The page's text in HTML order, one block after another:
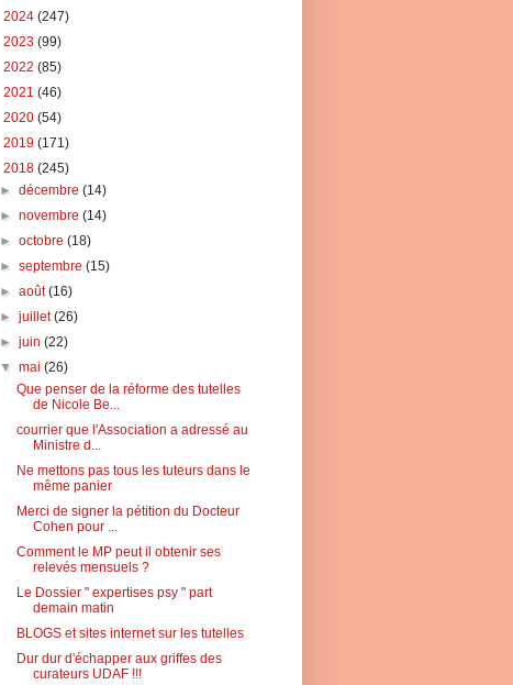
2024 (247)
2023 (99)
2022 (85)
2021 (46)
2020 (54)
2019 (171)
2018 (245)
►décembre(14)
►novembre(14)
►octobre(18)
►septembre(15)
►août(16)
►juillet(26)
►juin(22)
▼mai(26)
Que penser de la réforme des tutelles
de Nicole Be...
courrier que l'Association a adressé au
Ministre d...
Ne mettons pas tous les tuteurs dans le
même panier
Merci de signer la pétition du Docteur
Cohen pour ...
Comment le MP peut il obtenir ses
relevés mensuels ?
Le Dossier " expertises psy " part
demain matin
BLOGS et sites internet sur les tutelles
Dur dur d'échapper aux griffes des
curateurs UDAF !!!